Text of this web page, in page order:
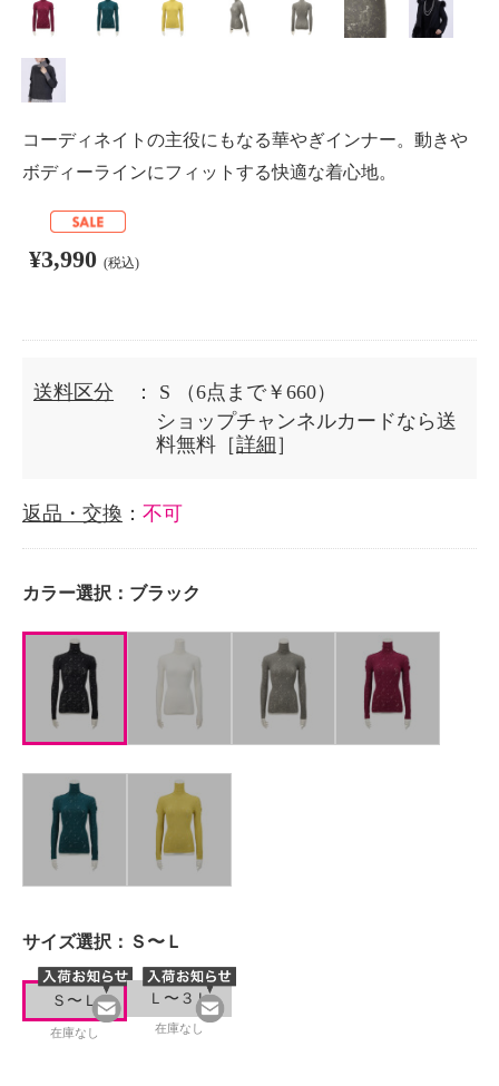
コーディネイトの主役にもなる華やぎインナー。動きや
ボディーラインにフィットする快適な着心地。
¥3,990 (税込)
送料区分 ： S
（6点まで￥660）
ショップチャンネルカードなら送
料無料［詳細 ］
返品・交換 ： 不可
カラー選択： ブラック
サイズ選択： Ｓ〜Ｌ
Ｓ〜Ｌ
在庫なし
Ｌ〜３Ｌ
在庫なし